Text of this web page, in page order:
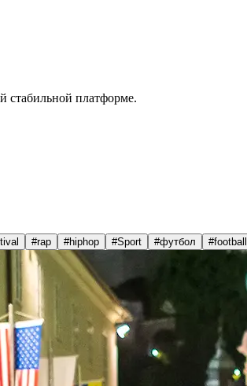
стабильной платформе.
#rap #hiphop #Sport #футбол #football